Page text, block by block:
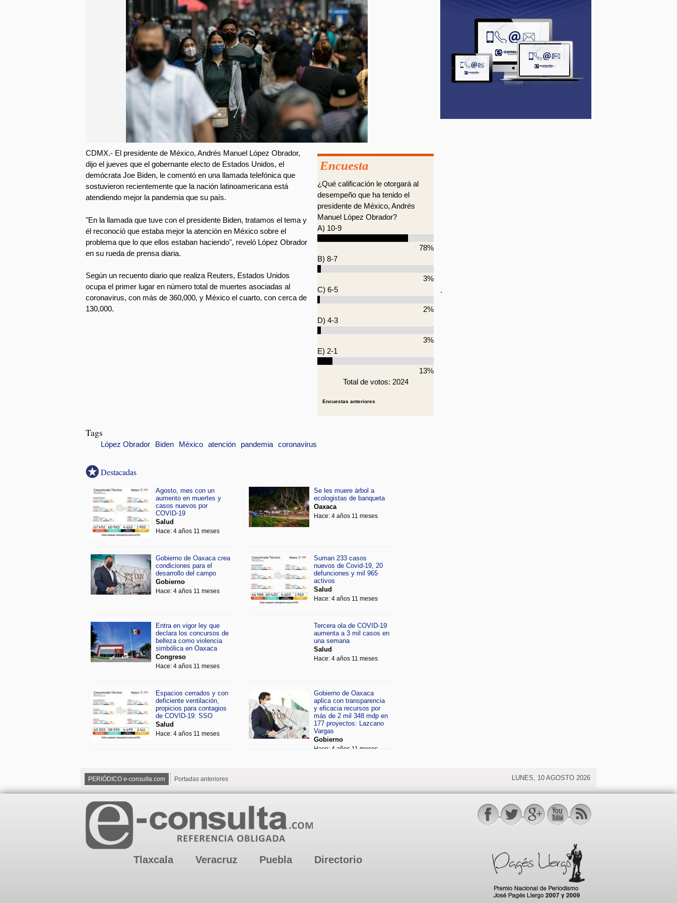
CDMX.- El presidente de México, Andrés Manuel López Obrador,
dijo el jueves que el gobernante electo de Estados Unidos, el
demócrata Joe Biden, le comentó en una llamada telefónica que
sostuvieron recientemente que la nación latinoamericana está
atendiendo mejor la pandemia que su país.
"En la llamada que tuve con el presidente Biden, tratamos el tema y
él reconoció que estaba mejor la atención en México sobre el
problema que lo que ellos estaban haciendo", reveló López Obrador
en su rueda de prensa diaria.
Según un recuento diario que realiza Reuters, Estados Unidos
ocupa el primer lugar en número total de muertes asociadas al
coronavirus, con más de 360,000, y México el cuarto, con cerca de
130,000.
Encuesta
¿Qué calificación le otorgará al
desempeño que ha tenido el
presidente de México, Andrés
Manuel López Obrador?
A) 10-9
78%
B) 8-7
3%
C) 6-5
2%
D) 4-3
3%
E) 2-1
13%
Total de votos: 2024
Encuestas anteriores
Tags
López Obrador Biden México atención pandemia coronavirus
Destacadas
Agosto, mes con un
aumento en muertes y
casos nuevos por
COVID-19
Salud
Hace: 4 años 11 meses
Se les muere árbol a
ecologistas de banqueta
Oaxaca
Hace: 4 años 11 meses
Gobierno de Oaxaca crea
condiciones para el
desarrollo del campo
Gobierno
Hace: 4 años 11 meses
Suman 233 casos
nuevos de Covid-19, 20
defunciones y mil 965
activos
Salud
Hace: 4 años 11 meses
Entra en vigor ley que
declara los concursos de
belleza como violencia
simbólica en Oaxaca
Congreso
Hace: 4 años 11 meses
Tercera ola de COVID-19
aumenta a 3 mil casos en
una semana
Salud
Hace: 4 años 11 meses
Espacios cerrados y con
deficiente ventilación,
propicios para contagios
de COVID-19: SSO
Salud
Hace: 4 años 11 meses
Gobierno de Oaxaca
aplica con transparencia
y eficacia recursos por
más de 2 mil 348 mdp en
177 proyectos: Lazcano
Vargas
Gobierno
Hace: 4 años 11 meses
.
PERIÓDICO e-consulta.com Portadas anteriores LUNES, 10 AGOSTO 2026
Tlaxcala Veracruz Puebla Directorio